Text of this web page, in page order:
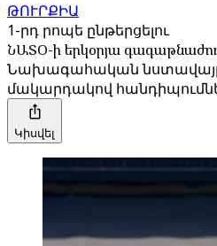
ԹՈՒՐՔԻԱ
1-րդ րոպե ընթերցելու
ՆԱՏՕ-ի երկօրյա
Նախագահական
մակարդակով
Կիսվել